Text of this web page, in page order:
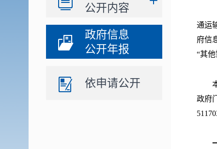
公开内容
政府信息
公开年报
依申请公开
通运
府信
“其
本
政府